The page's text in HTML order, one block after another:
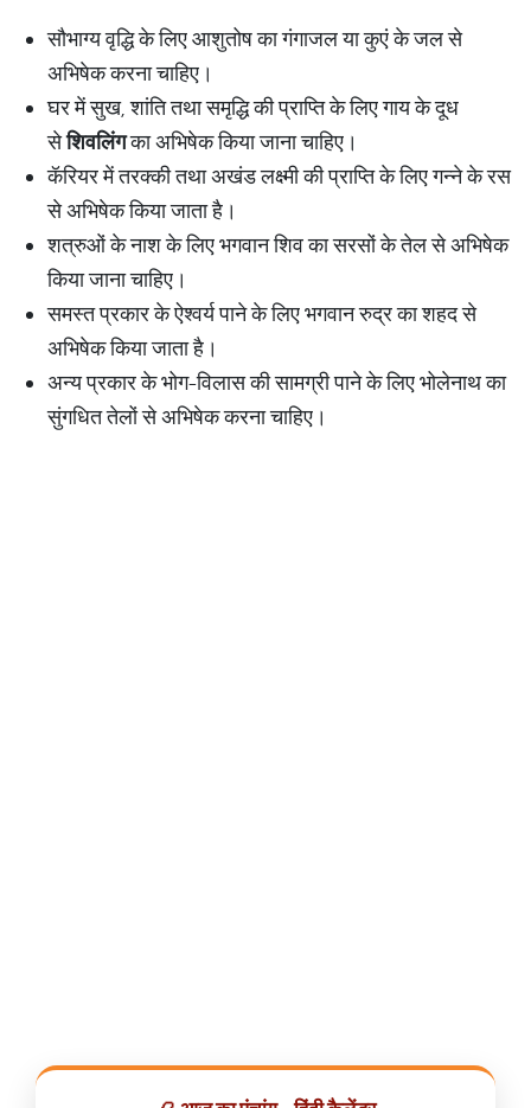
सौभाग्य वृद्धि के लिए आशुतोष का गंगाजल या कुएं के जल से
अभिषेक करना चाहिए।
घर में सुख, शांति तथा समृद्धि की प्राप्ति के लिए गाय के दूध
सेशिवलिंगका अभिषेक किया जाना चाहिए।
कॅरियर में तरक्की तथा अखंड लक्ष्मी की प्राप्ति के लिए गन्ने के रस
से अभिषेक किया जाता है।
शत्रुओं के नाश के लिए भगवान शिव का सरसों के तेल से अभिषेक
किया जाना चाहिए।
समस्त प्रकार के ऐश्वर्य पाने के लिए भगवान रुद्र का शहद से
अभिषेक किया जाता है।
अन्य प्रकार के भोग-विलास की सामग्री पाने के लिए भोलेनाथ का
सुंगधित तेलों से अभिषेक करना चाहिए।